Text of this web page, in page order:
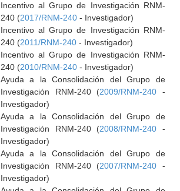
Incentivo al Grupo de Investigación RNM-
240 (2017/RNM-240- Investigador)
Incentivo al Grupo de Investigación RNM-
240 (2011/RNM-240- Investigador)
Incentivo al Grupo de Investigación RNM-
240 (2010/RNM-240- Investigador)
Ayuda a la Consolidación del Grupo de
Investigación RNM-240 (2009/RNM-240 -
Investigador)
Ayuda a la Consolidación del Grupo de
Investigación RNM-240 (2008/RNM-240 -
Investigador)
Ayuda a la Consolidación del Grupo de
Investigación RNM-240 (2007/RNM-240 -
Investigador)